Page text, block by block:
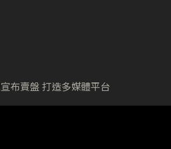
布賣盤 打造多媒體平台